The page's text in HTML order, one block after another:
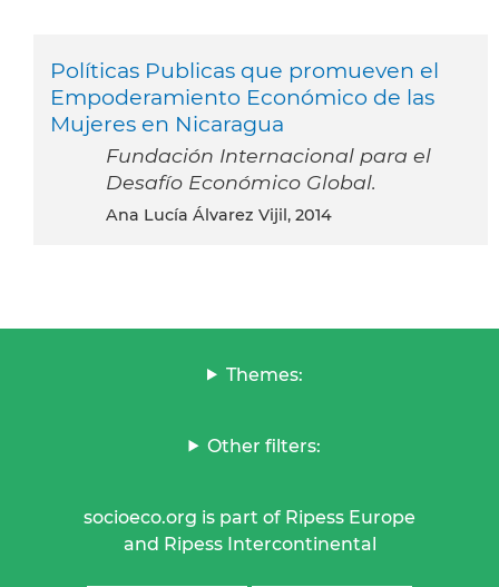
Políticas Publicas que promueven el
Empoderamiento Económico de las
Mujeres en Nicaragua
Fundación Internacional para el
Desafío Económico Global.
Ana Lucía Álvarez Vijil, 2014
Themes:
Other filters:
socioeco.org is part of Ripess Europe
and Ripess Intercontinental